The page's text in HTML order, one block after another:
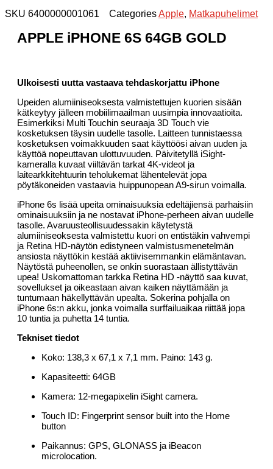
SKU 6400000001061 CategoriesApple, Matkapuhelimet
APPLE iPHONE 6S 64GB GOLD
Ulkoisesti uutta vastaava tehdaskorjattu iPhone
Upeiden alumiiniseoksesta valmistettujen kuorien sisään
kätkeytyy jälleen mobiilimaailman uusimpia innovaatioita.
Esimerkiksi Multi Touchin seuraaja 3D Touch vie
kosketuksen täysin uudelle tasolle. Laitteen tunnistaessa
kosketuksen voimakkuuden saat käyttöösi aivan uuden ja
käyttöä nopeuttavan ulottuvuuden. Päivitetyllä iSight-
kameralla kuvaat viiltävän tarkat 4K-videot ja
laitearkkitehtuurin teholukemat lähentelevät jopa
pöytäkoneiden vastaavia huippunopean A9-sirun voimalla.
iPhone 6s lisää upeita ominaisuuksia edeltäjiensä parhaisiin
ominaisuuksiin ja ne nostavat iPhone-perheen aivan uudelle
tasolle. Avaruusteollisuudessakin käytetystä
alumiiniseoksesta valmistettu kuori on entistäkin vahvempi
ja Retina HD-näytön edistyneen valmistusmenetelmän
ansiosta näyttökin kestää aktiivisemmankin elämäntavan.
Näytöstä puheenollen, se onkin suorastaan ällistyttävän
upea! Uskomattoman tarkka Retina HD -näyttö saa kuvat,
sovellukset ja oikeastaan aivan kaiken näyttämään ja
tuntumaan häkellyttävän upealta. Sokerina pohjalla on
iPhone 6s:n akku, jonka voimalla surffailuaikaa riittää jopa
10 tuntia ja puhetta 14 tuntia.
Tekniset tiedot
Koko: 138,3 x 67,1 x 7,1 mm. Paino: 143 g.
Kapasiteetti: 64GB
Kamera: 12-megapixelin iSight camera.
Touch ID: Fingerprint sensor built into the Home
button
Paikannus: GPS, GLONASS ja iBeacon
microlocation.